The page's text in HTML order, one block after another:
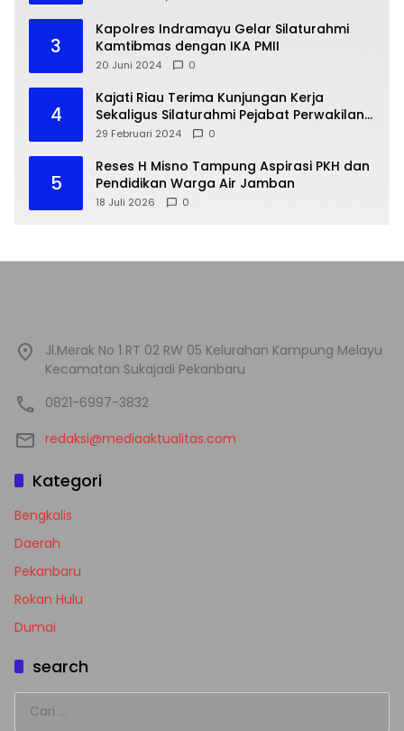
3
Kapolres Indramayu Gelar Silaturahmi
Kamtibmas dengan IKA PMII
20 Juni 2024 0
4
Kajati Riau Terima Kunjungan Kerja
Sekaligus Silaturahmi Pejabat Perwakilan
Bank Indonesia Provinsi Riau
29 Februari 2024 0
5
Reses H Misno Tampung Aspirasi PKH dan
Pendidikan Warga Air Jamban
18 Juli 2026 0
Jl.Merak No 1 RT 02 RW 05 Kelurahan Kampung Melayu
Kecamatan Sukajadi Pekanbaru
0821-6997-3832
redaksi@mediaaktualitas.com
Kategori
Bengkalis
Daerah
Pekanbaru
Rokan Hulu
Dumai
search
untuk: